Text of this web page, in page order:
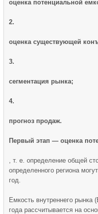
оценка по­тенциальной
2.
оценка существующей
3.
сегментация рынка;
4.
прогноз продаж.
Первый этап — оценка
, т. е. определение общей
опре­деленного региона
год.
Емкость внутреннего рынка
года рассчитывается на